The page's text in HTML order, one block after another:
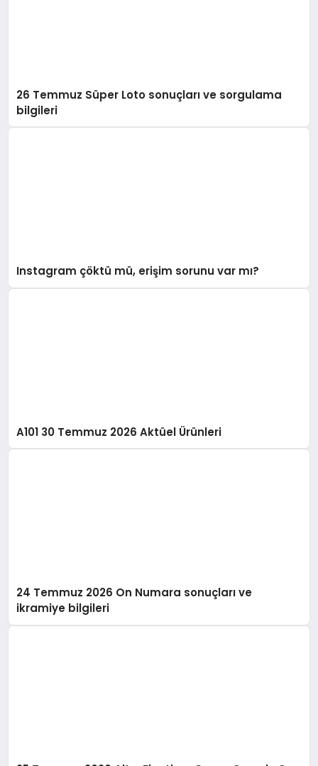
26 Temmuz Süper Loto sonuçları ve sorgulama
bilgileri
Instagram çöktü mü, erişim sorunu var mı?
A101 30 Temmuz 2026 Aktüel Ürünleri
24 Temmuz 2026 On Numara sonuçları ve
ikramiye bilgileri